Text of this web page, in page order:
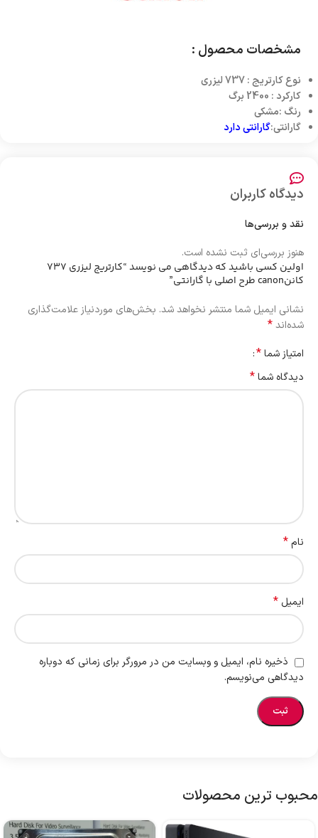
مشخصات محصول :
نوع کارتریج : 737 لیزری
کارکرد : 2400 برگ
رنگ :مشکی
گارانتی:گارانتی دارد
دیدگاه کاربران
نقد و بررسی‌ها
هنوز بررسی‌ای ثبت نشده است.
اولین کسی باشید که دیدگاهی می نویسد “کارتریج لیزری 737
کاننcanon طرح اصلی با گارانتی”
نشانی ایمیل شما منتشر نخواهد شد. بخش‌های موردنیاز علامت‌گذاری
شده‌اند*
امتیاز شما*
دیدگاه شما*
نام*
ایمیل *
ذخیره نام، ایمیل و وبسایت من در مرورگر برای زمانی که دوباره
دیدگاهی می‌نویسم.
محبوب ترین محصولات